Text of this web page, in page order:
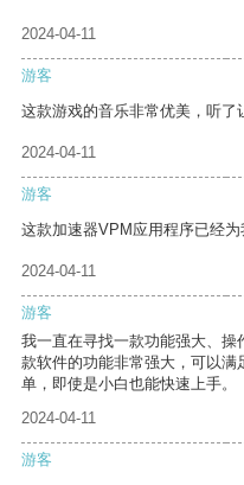
2024-04-11
游客
这款游戏的音乐非常优美，听了
2024-04-11
游客
这款加速器VPM应用程序已经为
2024-04-11
游客
我一直在寻找一款功能强大、
款软件的功能非常强大，可以
单，即使是小白也能快速上手。
2024-04-11
游客